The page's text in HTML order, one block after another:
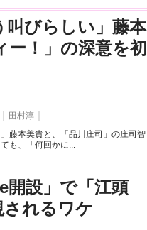
叫びらしい」藤本
ー！」の深意を初
田村淳
藤本美貴と、「品川庄司」の庄司智
も、「何回かに...
開設」で「江頭
れるワケ